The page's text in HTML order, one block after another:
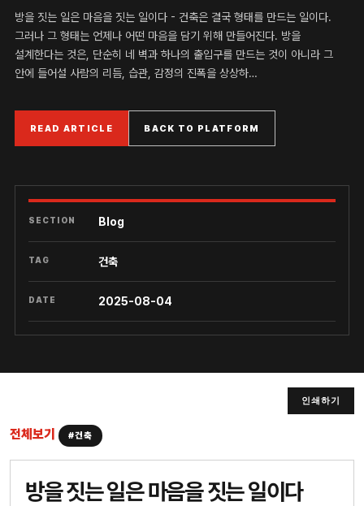
방을 짓는 일은 마음을 짓는 일이다 - 건축은 결국 형태를 만드는 일이다.
그러나 그 형태는 언제나 어떤 마음을 담기 위해 만들어진다. 방을
설계한다는 것은, 단순히 네 벽과 하나의 출입구를 만드는 것이 아니라 그
안에 들어설 사람의 리듬, 습관, 감정의 진폭을 상상하…
READ ARTICLE BACK TO PLATFORM
SECTION Blog
TAG 건축
DATE 2025-08-04
인쇄하기
전체보기 #건축
방을 짓는 일은 마음을 짓는 일이다